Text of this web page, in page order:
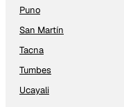
Puno
San Martín
Tacna
Tumbes
Ucayali